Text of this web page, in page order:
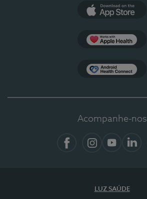
Acompanhe-nos
LUZ SAÚDE